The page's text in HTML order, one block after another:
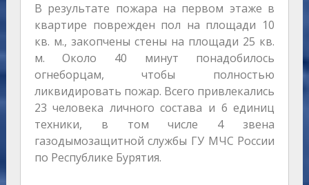
В результате пожара на первом этаже в
квартире поврежден пол на площади 10
кв. м., закопчены стены на площади 25 кв.
м. Около 40 минут понадобилось
огнеборцам, чтобы полностью
ликвидировать пожар. Всего привлекались
23 человека личного состава и 6 единиц
техники, в том числе 4 звена
газодымозащитной службы ГУ МЧС России
по Республике Бурятия.